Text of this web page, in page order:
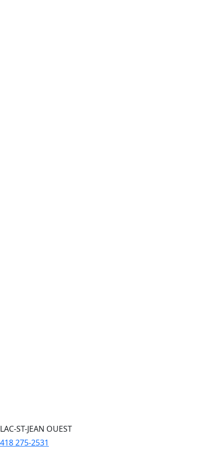
LAC-ST-JEAN OUEST
418 275-2531